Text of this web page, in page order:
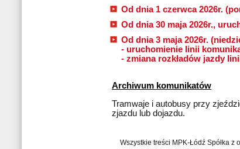
Od dnia 1 czerwca 2026r.
Od dnia 30 maja 2026r.,
Od dnia 3 maja 2026r.
- uruchomienie linii
- zmiana rozkładów jazdy
Archiwum komunikatów
Tramwaje i autobusy przy
zjazdu lub dojazdu.
Wszystkie treści MPK-Łódź Spółka